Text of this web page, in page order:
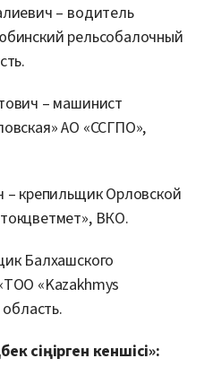
– водитель
рельсобалочный
– машинист
АО «ССГПО»,
– крепильщик Орловской
ВКО.
Балхашского
«Kazakhmys
сіңірген кеншісі»: